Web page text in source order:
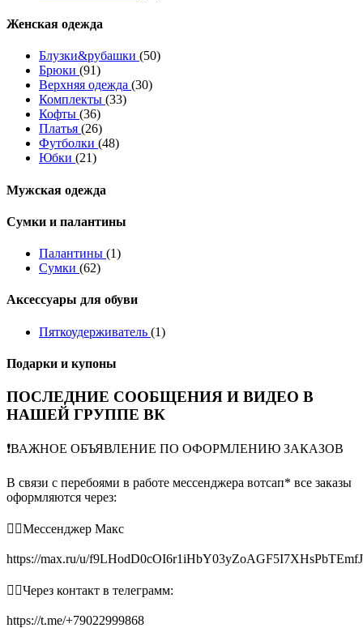
Женская одежда
Блузки&рубашки (50)
Брюки (91)
Верхняя одежда (30)
Комплекты (33)
Кофты (36)
Платья (26)
Футболки (48)
Юбки (21)
Мужская одежда
Сумки и палантины
Палантины (1)
Сумки (62)
Аксессуары для обуви
Пяткоудерживатель (1)
Подарки и купоны
ПОСЛЕДНИЕ СООБЩЕНИЯ И ВИДЕО В
НАШЕЙ ГРУППЕ ВК
❗️ВАЖНОЕ ОБЪЯВЛЕНИЕ ПО ОФОРМЛЕНИЮ ЗАКАЗОВ
В связи с перебоями в работе мессенджера вотсап* все заказы
оформляются через:
👉🏻Мессенджер Макс
https://max.ru/u/
👉🏻Через контакт в телеграмм:
https://t.me/+79022999868